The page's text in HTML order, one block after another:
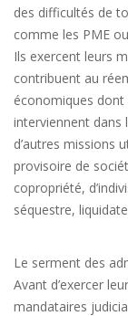
des difficultés de
comme les PME
Ils exercent leurs
contribuent au
économiques dont
interviennent dans
d’autres missions
provisoire de
copropriété,
séquestre,
Le serment des
Avant d’exercer
mandataires